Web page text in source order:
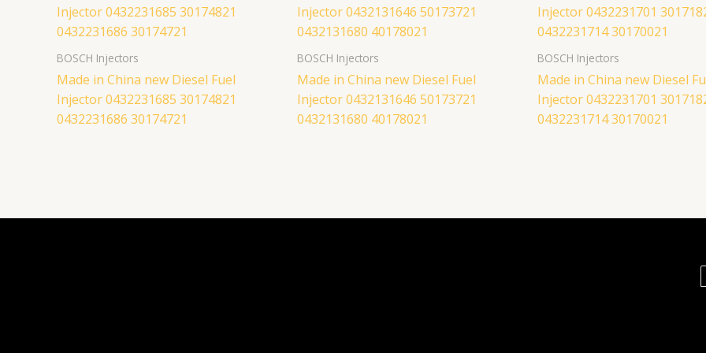
BOSCH Injectors
Made in China new Diesel Fuel
Injector 0432231685 30174821
0432231686 30174721
BOSCH Injectors
Made in China new Diesel Fuel
Injector 0432131646 50173721
0432131680 40178021
BOSCH Injectors
Made in China new Diesel
Injector 0432231701
0432231714 30170021